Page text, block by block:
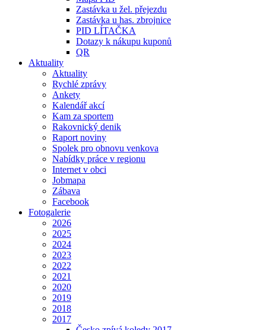
Zastávka u žel. přejezdu
Zastávka u has. zbrojnice
PID LÍTAČKA
Dotazy k nákupu kuponů
QR
Aktuality
Aktuality
Rychlé zprávy
Ankety
Kalendář akcí
Kam za sportem
Rakovnický denik
Raport noviny
Spolek pro obnovu venkova
Nabídky práce v regionu
Internet v obci
Jobmapa
Zábava
Facebook
Fotogalerie
2026
2025
2024
2023
2022
2021
2020
2019
2018
2017